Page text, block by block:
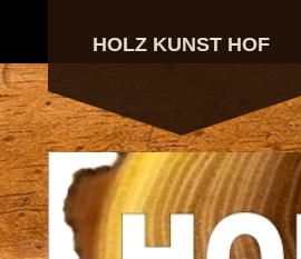
HOLZ KUNST HOF